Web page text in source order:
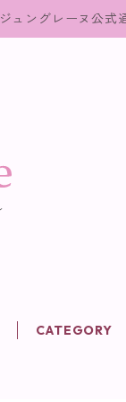
ジュングレーヌ公式
CATEGORY